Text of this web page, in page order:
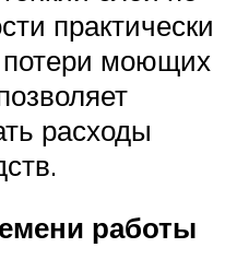
практически
потери моющих
расходы
работы